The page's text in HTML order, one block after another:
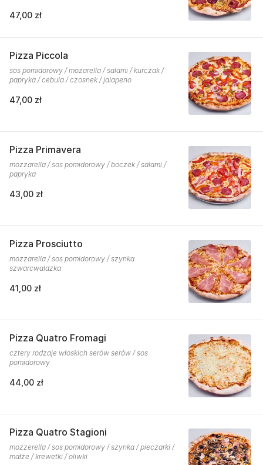
47,00 zł
Pizza Piccola
sos pomidorowy / mozarella / salami / kurczak /
papryka / cebula / czosnek / jalapeno
47,00 zł
Pizza Primavera
mozzarella / sos pomidorowy / boczek / salami /
papryka
43,00 zł
Pizza Prosciutto
mozzarella / sos pomidorowy / szynka
szwarcwaldzka
41,00 zł
Pizza Quatro Fromagi
cztery rodzaje włoskich serów serów / sos
pomidorowy
44,00 zł
Pizza Quatro Stagioni
mozzerella / sos pomidorowy / szynka / pieczarki /
małże / krewetki / oliwki